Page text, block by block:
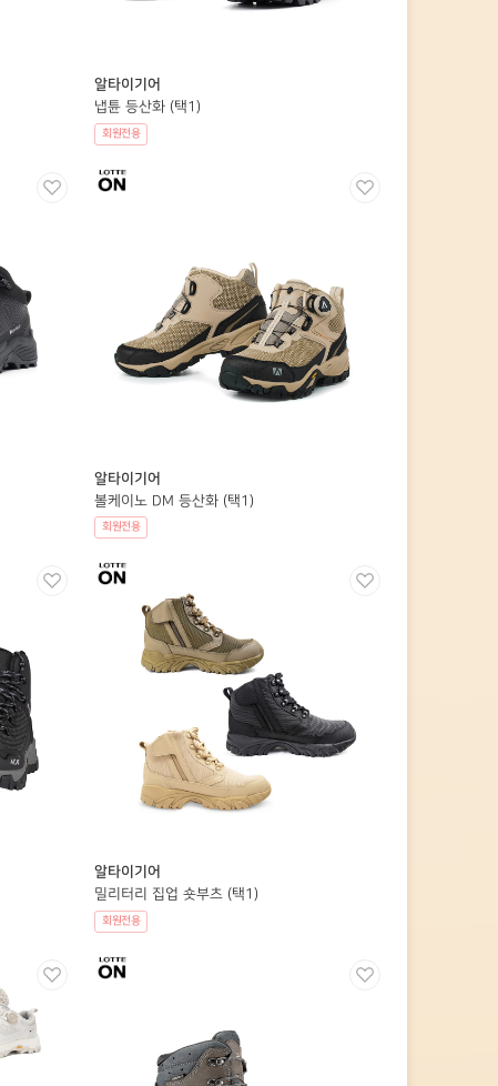
알타이기어
냅튠 등산화 (택1)
회원전용
알타이기어
볼케이노 DM 등산화 (택1)
회원전용
알타이기어
밀리터리 집업 숏부츠 (택1)
회원전용